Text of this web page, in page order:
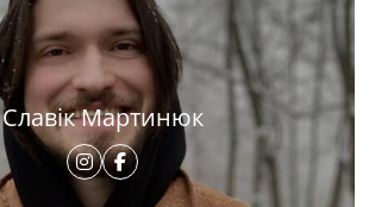
Славік Мартинюк